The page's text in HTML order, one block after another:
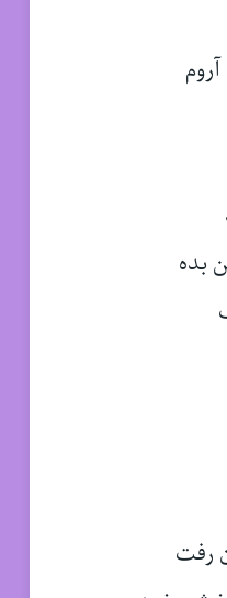
بده
رفت